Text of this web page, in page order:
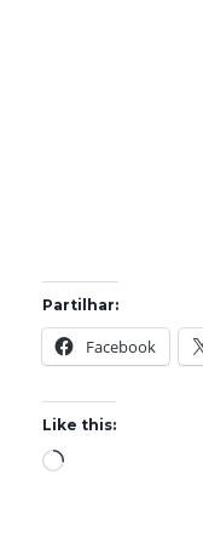
Partilhar:
Facebook
Like this:
L